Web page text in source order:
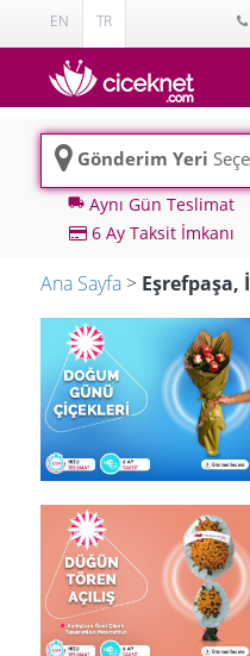
EN TR
Gönderim Yeri
local_shipping Aynı Gün Teslimat
6 Ay Taksit İmkanı
Ana Sayfa > Eşrefpaşa,